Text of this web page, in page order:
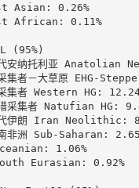
Asian: 0.26%
African: 0.11%
(95%)
代安纳托利亚 Anatolian
集者－大草原 EHG-
集者 Western HG:
猎采集者 Natufian HG:
代伊朗 Iran Neolithic:
非洲 Sub-Saharan:
1.06%
Eurasian: 0.92%